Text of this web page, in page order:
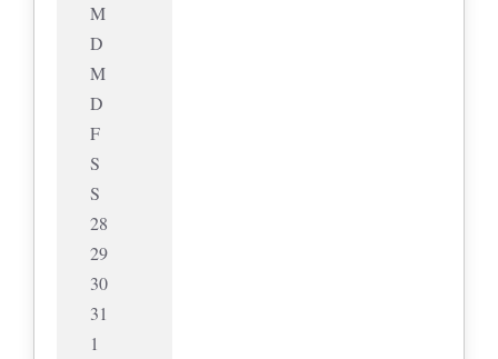
M
D
M
D
F
S
S
28
29
30
31
1